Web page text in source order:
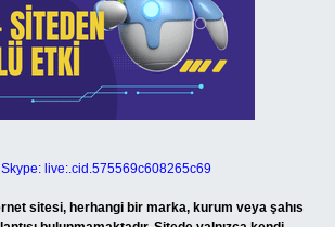
Skype: live:.cid.575569c608265c69
sitesi, herhangi bir marka, kurum veya şahıs